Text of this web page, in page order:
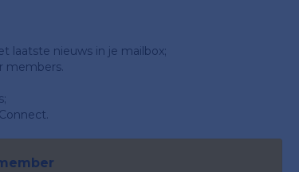
laatste nieuws in je mailbox;
members.